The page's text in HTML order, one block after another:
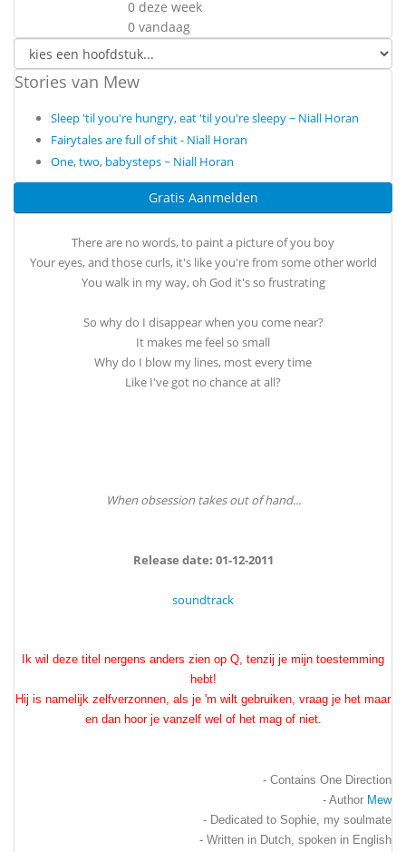
0 deze week
0 vandaag
Stories van Mew
Sleep 'til you're hungry, eat 'til you're sleepy ~ Niall Horan
Fairytales are full of shit - Niall Horan
One, two, babysteps ~ Niall Horan
Gratis Aanmelden
There are no words, to paint a picture of you boy
Your eyes, and those curls, it's like you're from some other world
You walk in my way, oh God it's so frustrating
So why do I disappear when you come near?
It makes me feel so small
Why do I blow my lines, most every time
Like I've got no chance at all?
When obsession takes out of hand...
Release date: 01-12-2011
soundtrack
Ik wil deze titel nergens anders zien op Q, tenzij je mijn toestemming
hebt!
Hij is namelijk zelfverzonnen, als je 'm wilt gebruiken, vraag je het maar
en dan hoor je vanzelf wel of het mag of niet.
- Contains One Direction
- Author Mew
- Dedicated to Sophie, my soulmate
- Written in Dutch, spoken in English